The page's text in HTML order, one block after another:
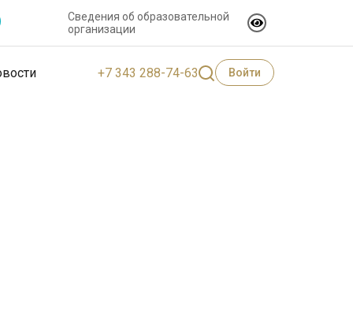
Сведения об образовательной
организации
+7 343 288-74-63 Войти